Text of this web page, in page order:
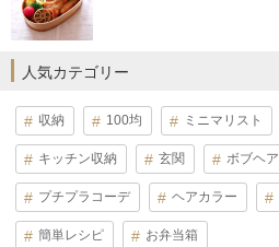
人気カテゴリー
収納 100均 ミニマリスト
キッチン収納 玄関 ボブヘア
プチプラコーデ ヘアカラー
簡単レシピ お弁当箱